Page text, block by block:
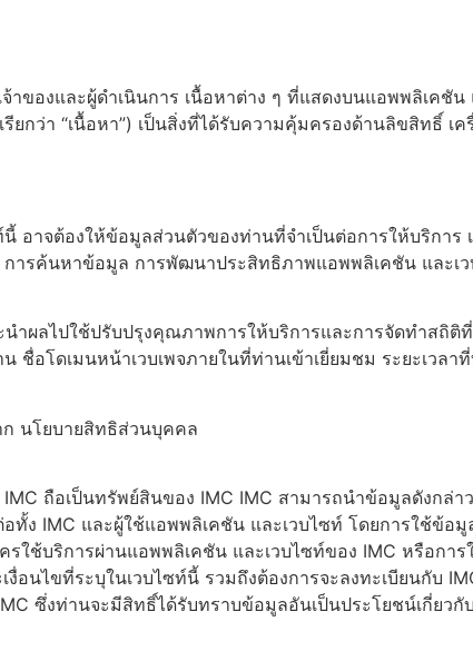
ของและผู้ดำเนินการ เนื้อหาต่าง ๆ ที่แสดงบนแอพพลิเคชั
กว่า “เนื้อหา”) เป็นสิ่งที่ได้รับความคุ้มครองด้านลิขสิทธิ์ เ
อาจต้องให้ข้อมูลส่วนตัวของท่านที่จำเป็นต่อการให้บริกา
ารค้นหาข้อมูล การพัฒนาประสิทธิภาพแอพพลิเคชัน และเ
ำผลไปใช้ปรับปรุงคุณภาพการให้บริการและการจัดทำสถิติที่
ชื่อโดเมนหน้าเวบเพจภายในที่ท่านเข้าเยี่ยมชม ระยะเวล
ก นโยบายสิทธิส่วนบุคคล
ถือเป็นทรัพย์สินของ IMC IMC สามารถนำข้อมูลดังกล่
ง IMC และผู้ใช้แอพพลิเคชัน และเวบไซท์ โดยการใช้ข้อ
ใช้บริการผ่านแอพพลิเคชัน และเวบไซท์ของ IMC หรือกา
นไขที่ระบุในเวบไซท์นี้ รวมถึงต้องการจะลงทะเบียนกับ
ซึ่งท่านจะมีสิทธิ์ได้รับทราบข้อมูลอันเป็นประโยชน์เกี่ยว